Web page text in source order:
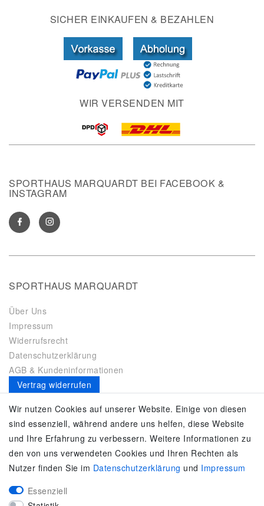
SICHER EINKAUFEN & BEZAHLEN
WIR VERSENDEN MIT
SPORTHAUS MARQUARDT BEI FACEBOOK &
INSTAGRAM
SPORTHAUS MARQUARDT
Über Uns
Impressum
Widerrufsrecht
Datenschutzerklärung
AGB & Kundeninformationen
Vertrag widerrufen
Es gilt unsereDatenschutzerklärung
SERVICE
Kontakt
Zahlung & Versand
Umtausch / Rückgabe
Größenberater
Wir nutzen Cookies auf unserer Website. Einige von diesen
sind essenziell, während andere uns helfen, diese Website
und Ihre Erfahrung zu verbessern. Weitere Informationen zu
den von uns verwendeten Cookies und Ihren Rechten als
Nutzer finden Sie im Daten­schutz­erklärung und Impressum
Essenziell